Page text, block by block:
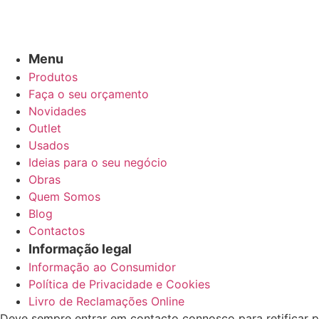
Menu
Produtos
Faça o seu orçamento
Novidades
Outlet
Usados
Ideias para o seu negócio
Obras
Quem Somos
Blog
Contactos
Informação legal
Informação ao Consumidor
Política de Privacidade e Cookies
Livro de Reclamações Online